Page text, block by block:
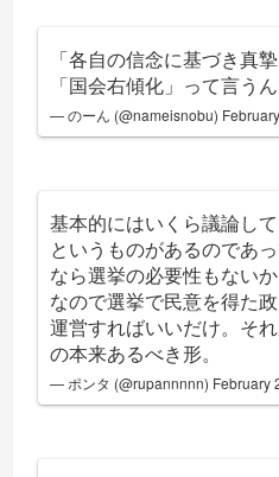
「各自の信念に基づき真
「国会右傾化」って言うん
— のーん (@nameisnobu)
基本的にはいくら議論し
というものがあるのであ
なら選挙の必要性もないか
なので選挙で民意を得た
運営すればいいだけ。そ
の本来あるべき形。
— ポンタ (@rupannnnn) February